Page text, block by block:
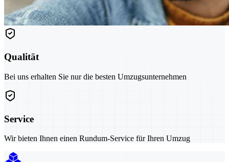
Qualität
Bei uns erhalten Sie nur die besten Umzugsunternehmen
Service
Wir bieten Ihnen einen Rundum-Service für Ihren Umzug